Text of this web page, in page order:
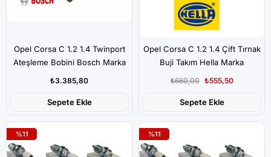
Opel Corsa C 1.2 1.4 Twinport
Ateşleme Bobini Bosch Marka
₺3.385,80
Sepete Ekle
Opel Corsa C 1.2 1.4 Çift Tırnak
Buji Takım Hella Marka
₺555,50
₺660,00
Sepete Ekle
%11 %11